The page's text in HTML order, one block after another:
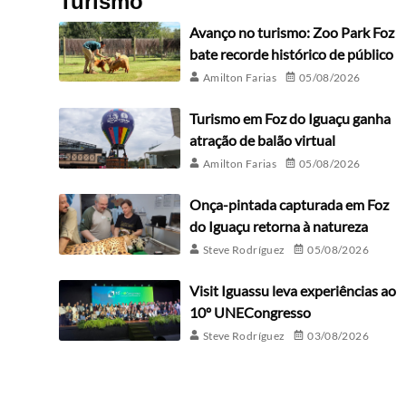
Avanço no turismo: Zoo Park Foz
bate recorde histórico de público
Amilton Farias 05/08/2026
Turismo em Foz do Iguaçu ganha
atração de balão virtual
Amilton Farias 05/08/2026
Onça-pintada capturada em Foz
do Iguaçu retorna à natureza
Steve Rodríguez 05/08/2026
Visit Iguassu leva experiências ao
10º UNECongresso
Steve Rodríguez 03/08/2026